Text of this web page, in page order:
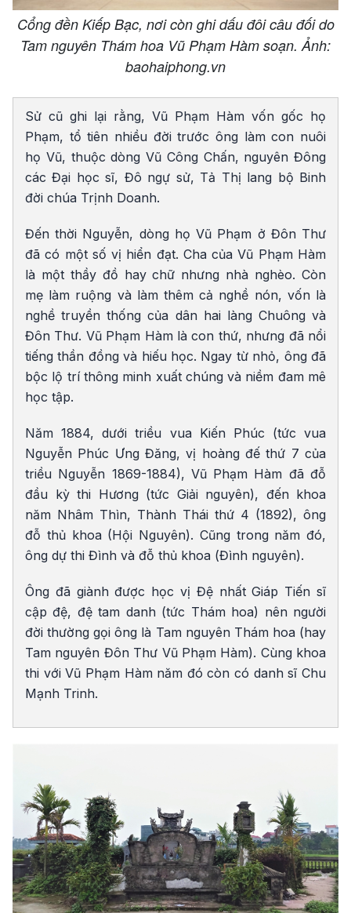
Cổng đền Kiếp Bạc, nơi còn ghi dấu đôi câu đối do
Tam nguyên Thám hoa Vũ Phạm Hàm soạn. Ảnh:
baohaiphong.vn
Sử cũ ghi lại rằng, Vũ Phạm Hàm vốn gốc họ
Phạm, tổ tiên nhiều đời trước ông làm con nuôi
họ Vũ, thuộc dòng Vũ Công Chấn, nguyên Đông
các Đại học sĩ, Đô ngự sử, Tả Thị lang bộ Binh
đời chúa Trịnh Doanh.
Đến thời Nguyễn, dòng họ Vũ Phạm ở Đôn Thư
đã có một số vị hiển đạt. Cha của Vũ Phạm Hàm
là một thầy đồ hay chữ nhưng nhà nghèo. Còn
mẹ làm ruộng và làm thêm cả nghề nón, vốn là
nghề truyền thống của dân hai làng Chuông và
Đôn Thư. Vũ Phạm Hàm là con thứ, nhưng đã nổi
tiếng thần đồng và hiếu học. Ngay từ nhỏ, ông đã
bộc lộ trí thông minh xuất chúng và niềm đam mê
học tập.
Năm 1884, dưới triều vua Kiến Phúc (tức vua
Nguyễn Phúc Ưng Đăng, vị hoàng đế thứ 7 của
triều Nguyễn 1869-1884), Vũ Phạm Hàm đã đỗ
đầu kỳ thi Hương (tức Giải nguyên), đến khoa
năm Nhâm Thìn, Thành Thái thứ 4 (1892), ông
đỗ thủ khoa (Hội Nguyên). Cũng trong năm đó,
ông dự thi Đình và đỗ thủ khoa (Đình nguyên).
Ông đã giành được học vị Đệ nhất Giáp Tiến sĩ
cập đệ, đệ tam danh (tức Thám hoa) nên người
đời thường gọi ông là Tam nguyên Thám hoa (hay
Tam nguyên Đôn Thư Vũ Phạm Hàm). Cùng khoa
thi với Vũ Phạm Hàm năm đó còn có danh sĩ Chu
Mạnh Trinh.